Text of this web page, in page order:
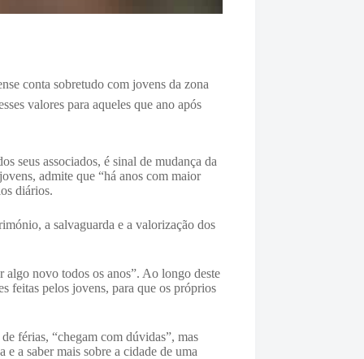
conta sobretudo com jovens da zona
valores para aqueles que ano após
seus associados, é sinal de mudança da
admite que “há anos com maior
diários.
a salvaguarda e a valorização dos
algo novo todos os anos”. Ao longo deste
feitas pelos jovens, para que os próprios
férias, “chegam com dúvidas”, mas
a saber mais sobre a cidade de uma